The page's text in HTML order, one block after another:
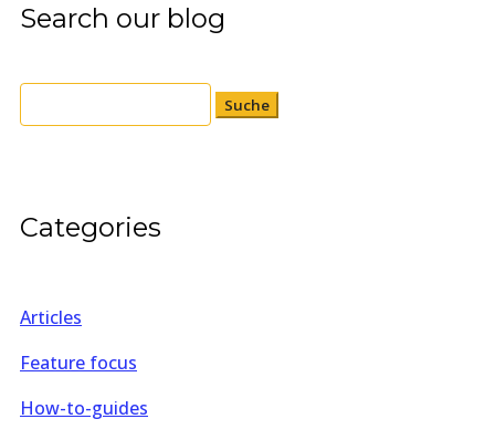
Search our blog
Suchen
nach:
Categories
Articles
Feature focus
How-to-guides